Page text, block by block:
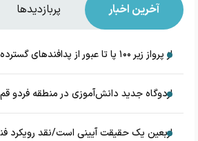
آخرین اخبار پربازدیدها
از پرواز زیر ۱۰۰ پا تا عبور از پدافند‌های گسترده دشمن
اردوگاه جدید دانش‌آموزی در منطقه فردو
اربعین یک حقیقت آیینی است/نقد رویکرد